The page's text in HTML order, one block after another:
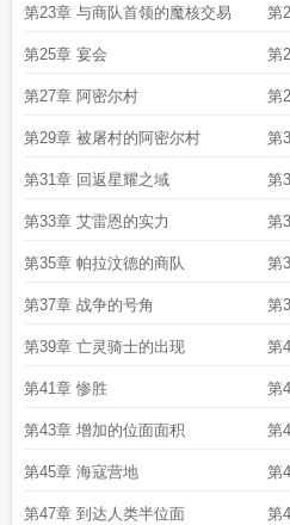
第23章 与商队首领的魔核交易 第
第25章 宴会 第
第27章 阿密尔村 第
第29章 被屠村的阿密尔村 第
第31章 回返星耀之域 第
第33章 艾雷恩的实力 第
第35章 帕拉汶德的商队 第
第37章 战争的号角 第
第39章 亡灵骑士的出现 第
第41章 惨胜 第
第43章 增加的位面面积 第
第45章 海寇营地 第
第47章 到达人类半位面 第